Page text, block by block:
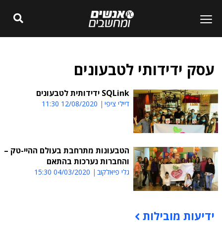
עסק ידידותי לטבעונים
SQLink ידידותית לטבעונים
דיילי ציפי 12/08/2020 11:30
הטבעונות מתרחבת בעולם ההיי-טק –
והחברות נערכות בהתאם
גלי פיאלקוב 04/03/2020 15:30
תוכן פרסומי
ידיעות מובילות